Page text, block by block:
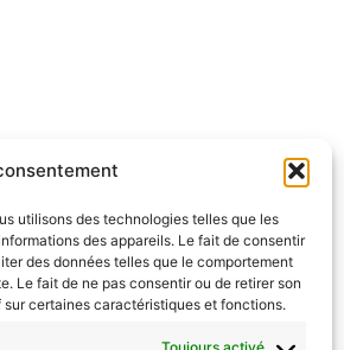
utilisons des technologies telles que les
des appareils. Le fait de consentir
des données telles que le comportement
Le fait de ne pas consentir ou de retirer son
certaines caractéristiques et fonctions.
F
a
I
n
L
i